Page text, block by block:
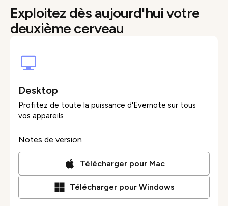
Exploitez dès aujourd'hui votre
deuxième cerveau
Desktop
Profitez de toute la puissance d'Evernote sur tous
vos appareils
Notes de version
Télécharger pour Mac
Télécharger pour Windows